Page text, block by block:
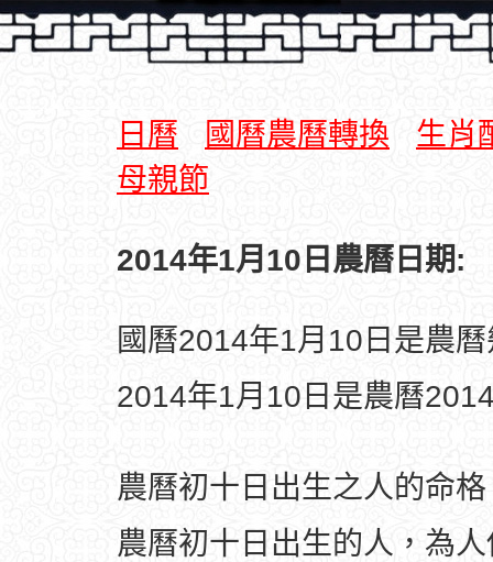
日曆 國曆農曆轉換
生肖
母親節
2014年1月10日農曆日期:
國曆2014年1月10日是農
2014年1月10日是農曆
農曆初十日出生之人的命
農曆初十日出生的人，為